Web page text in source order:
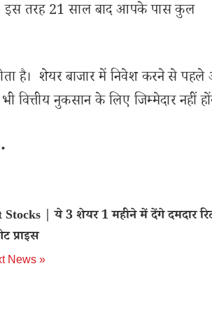
इस तरह 21 साल बाद आपके पास कुल
है। शेयर बाजार में निवेश करने से
नुकसान के लिए जिम्मेदार नहीं
| ये 3 शेयर 1 महीने में देंगे दमदार
प्राइस
News »